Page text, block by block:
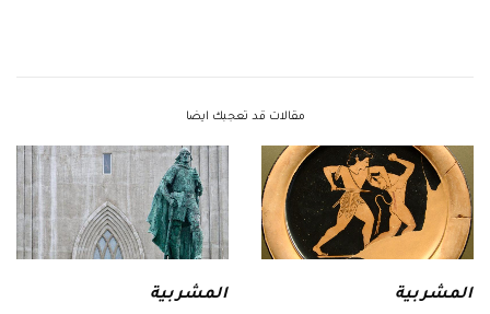
مقالات قد تعجبك ايضا
المشربية المشربية